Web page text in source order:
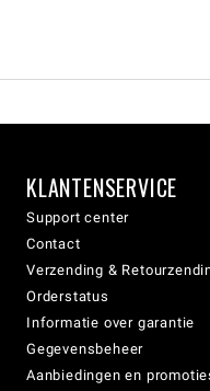
KLANTENSERVICE
Support center
Contact
Verzending &
Orderstatus
Informatie over garantie
Gegevensbeheer
Aanbiedingen en